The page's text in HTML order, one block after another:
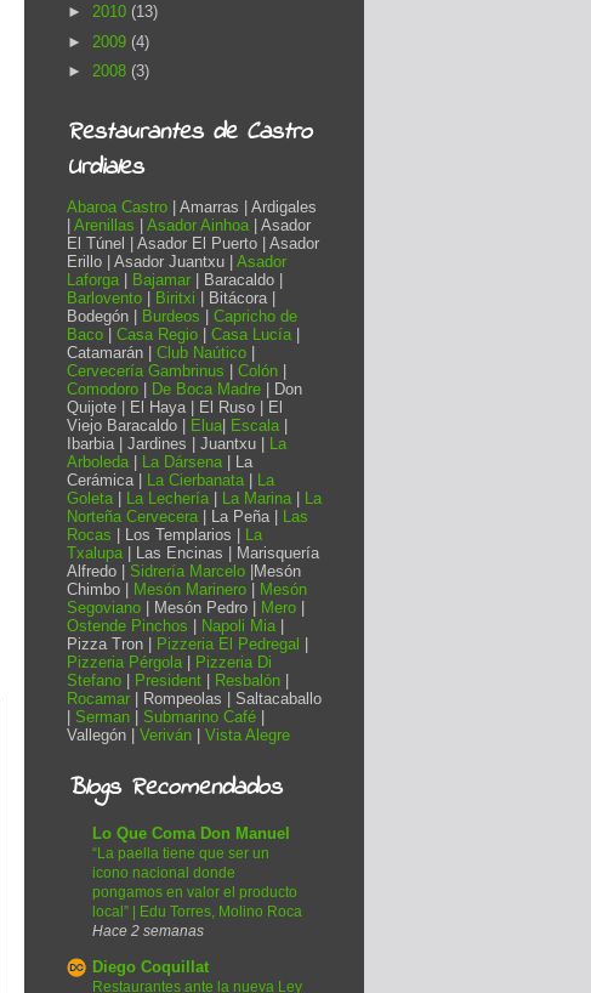
► 2010 (13)
► 2009 (4)
► 2008 (3)
Restaurantes de Castro
Urdiales
Abaroa Castro | Amarras | Ardigales
Arenillas Asador Ainhoa | Asador
El Túnel | Asador El Puerto | Asador
Erillo | Asador Juantxu |
Asador
Laforga
Bajamar
| Baracaldo |
Barlovento
Biritxi
| Bitácora |
Bodegón |
Burdeos
Capricho de
Baco
Casa Regio Casa Lucía
Catamarán | Club Naútico
Cervecería Gambrinus
Colón
Comodoro
De Boca Madre | Don
Quijote | El Haya | El Ruso | El
Viejo Baracaldo |
Elua Escala
Ibarbia | Jardines | Juantxu |
La
Arboleda
La Dársena | La
Cerámica |
La Cierbanata
La
Goleta
La Lechería La Marina
La
Norteña Cervecera | La Peña |
Las
Rocas | Los Templarios |
La
Txalupa | Las Encinas | Marisquería
Alfredo | Sidrería Marcelo |Mesón
Chimbo |
Mesón Marinero
Mesón
Segoviano | Mesón Pedro | Mero
Ostende Pinchos
Napoli Mia
Pizza Tron |
Pizzeria El Pedregal
Pizzeria Pérgola
Pizzeria Di
Stefano
President Resbalón
Rocamar
| Rompeolas | Saltacaballo
Serman Submarino Café
Vallegón | Veriván Vista Alegre
Blogs Recomendados
Lo Que Coma Don Manuel
“La paella tiene que ser un
icono nacional donde
pongamos en valor el producto
local” | Edu Torres, Molino Roca
Hace 2 semanas
Diego Coquillat
Restaurantes ante la nueva Ley